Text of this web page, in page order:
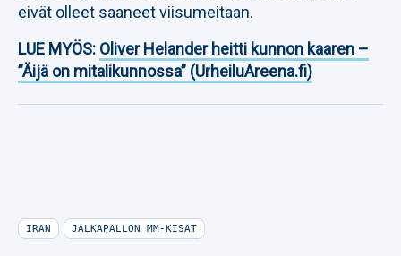
eivät olleet saaneet viisumeitaan.
LUE MYÖS: Oliver Helander heitti kunnon kaaren –
”Äijä on mitalikunnossa” (UrheiluAreena.fi)
IRAN JALKAPALLON MM-KISAT